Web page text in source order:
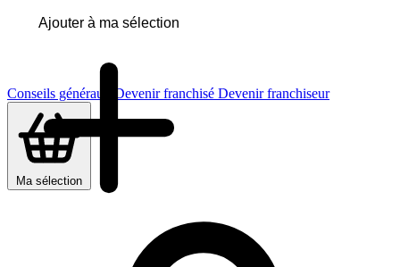
Conseils généraux Devenir franchisé Devenir franchiseur
Ma sélection
Ajouter à ma sélection